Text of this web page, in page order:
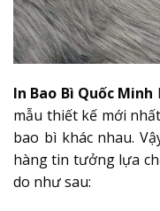
In Bao Bì Quốc Minh
mẫu thiết kế mới
bao bì khác nhau.
hàng tin tưởng lựa
do như sau: